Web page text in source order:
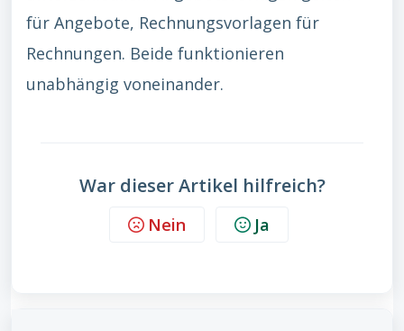
für Angebote, Rechnungsvorlagen für
Rechnungen. Beide funktionieren
unabhängig voneinander.
War dieser Artikel hilfreich?
Nein Ja